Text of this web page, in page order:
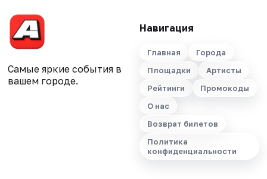
Самые яркие события в
вашем городе.
Навигация
Главная
Города
Площадки
Артисты
Рейтинги
Промокоды
О нас
Возврат билетов
Политика
конфиденциальности